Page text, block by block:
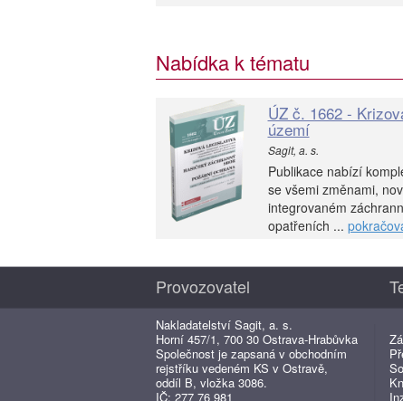
Nabídka k tématu
ÚZ č. 1662 -
území
Sagit, a. s.
Publikace nabízí
se všemi změnami,
integrovaném
opatřeních ...
Provozovatel
Nakladatelství Sagit, a. s.
Horní 457/1, 700 30 Ostrava-Hrabůvka
Společnost je zapsaná v obchodním
rejstříku vedeném KS v Ostravě,
oddíl B, vložka 3086.
IČ: 277 76 981